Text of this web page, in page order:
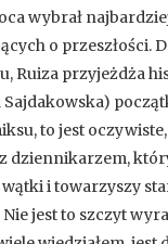
wybrał
o przeszłości.
Ruiza przyjeżdża
to jest
dziennikarzem,
i towarzyszy
Nie jest to szczyt